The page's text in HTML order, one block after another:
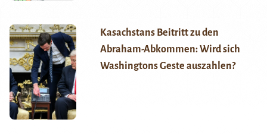
Kasachstans Beitritt zu den
Abraham-Abkommen: Wird sich
Washingtons Geste auszahlen?